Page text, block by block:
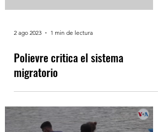
2 ago 2023 1 min de lectura
Polievre critica el sistema
migratorio